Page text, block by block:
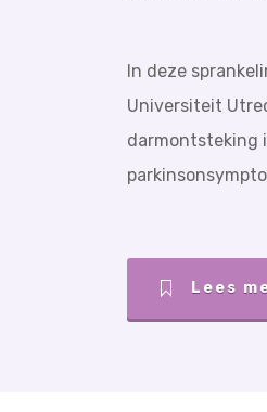
In deze
Universiteit
darmontsteking
Lees